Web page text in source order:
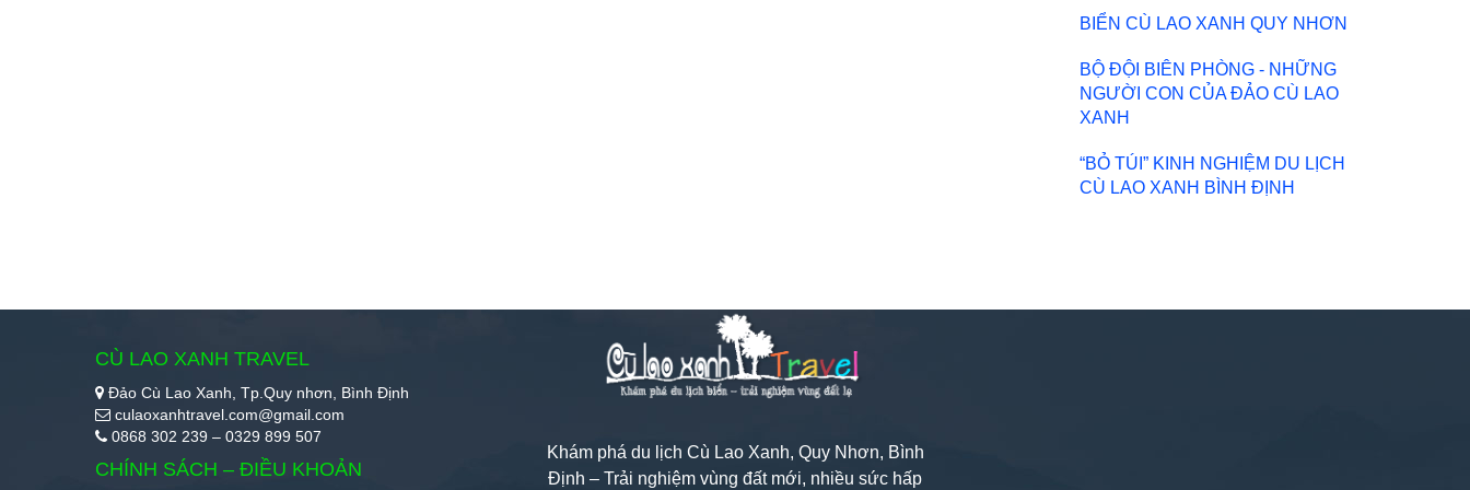
BIỂN CÙ LAO XANH QUY NHƠN
BỘ ĐỘI BIÊN PHÒNG - NHỮNG
NGƯỜI CON CỦA ĐẢO CÙ LAO
XANH
“BỎ TÚI” KINH NGHIỆM DU LỊCH
CÙ LAO XANH BÌNH ĐỊNH
CÙ LAO XANH TRAVEL
Đảo Cù Lao Xanh, Tp.Quy nhơn, Bình Định
culaoxanhtravel.com@gmail.com
0868 302 239 – 0329 899 507
CHÍNH SÁCH – ĐIỀU KHOẢN
Khám phá du lịch Cù Lao Xanh, Quy Nhơn, Bình
Định – Trải nghiệm vùng đất mới, nhiều sức hấp